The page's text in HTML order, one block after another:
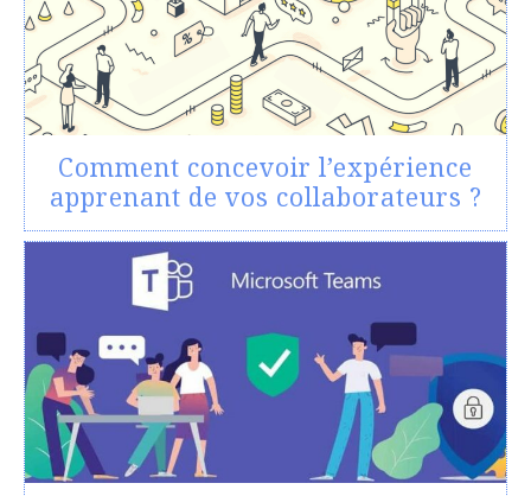
Comment concevoir l’expérience
apprenant de vos collaborateurs ?